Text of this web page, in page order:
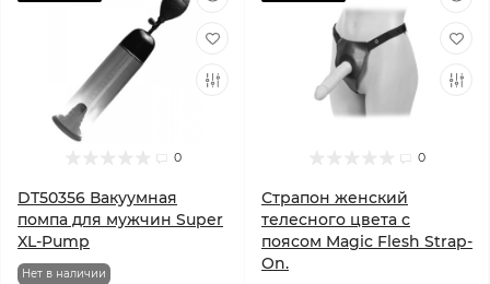
0
DT50356 Вакуумная
помпа для мужчин Super
XL-Pump
Нет в наличии
0
Страпон женский
телесного цвета с
поясом Magic Flesh Strap-
On.